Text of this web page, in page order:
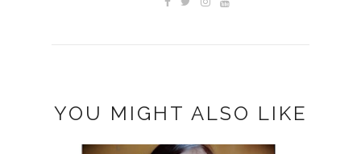
YOU MIGHT ALSO LIKE